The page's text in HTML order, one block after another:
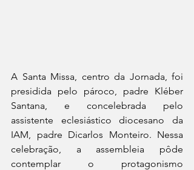
A Santa Missa, centro da Jornada, foi
presidida pelo pároco, padre Kléber
Santana, e concelebrada pelo
assistente eclesiástico diocesano da
IAM, padre Dicarlos Monteiro. Nessa
celebração, a assembleia pôde
contemplar o protagonismo